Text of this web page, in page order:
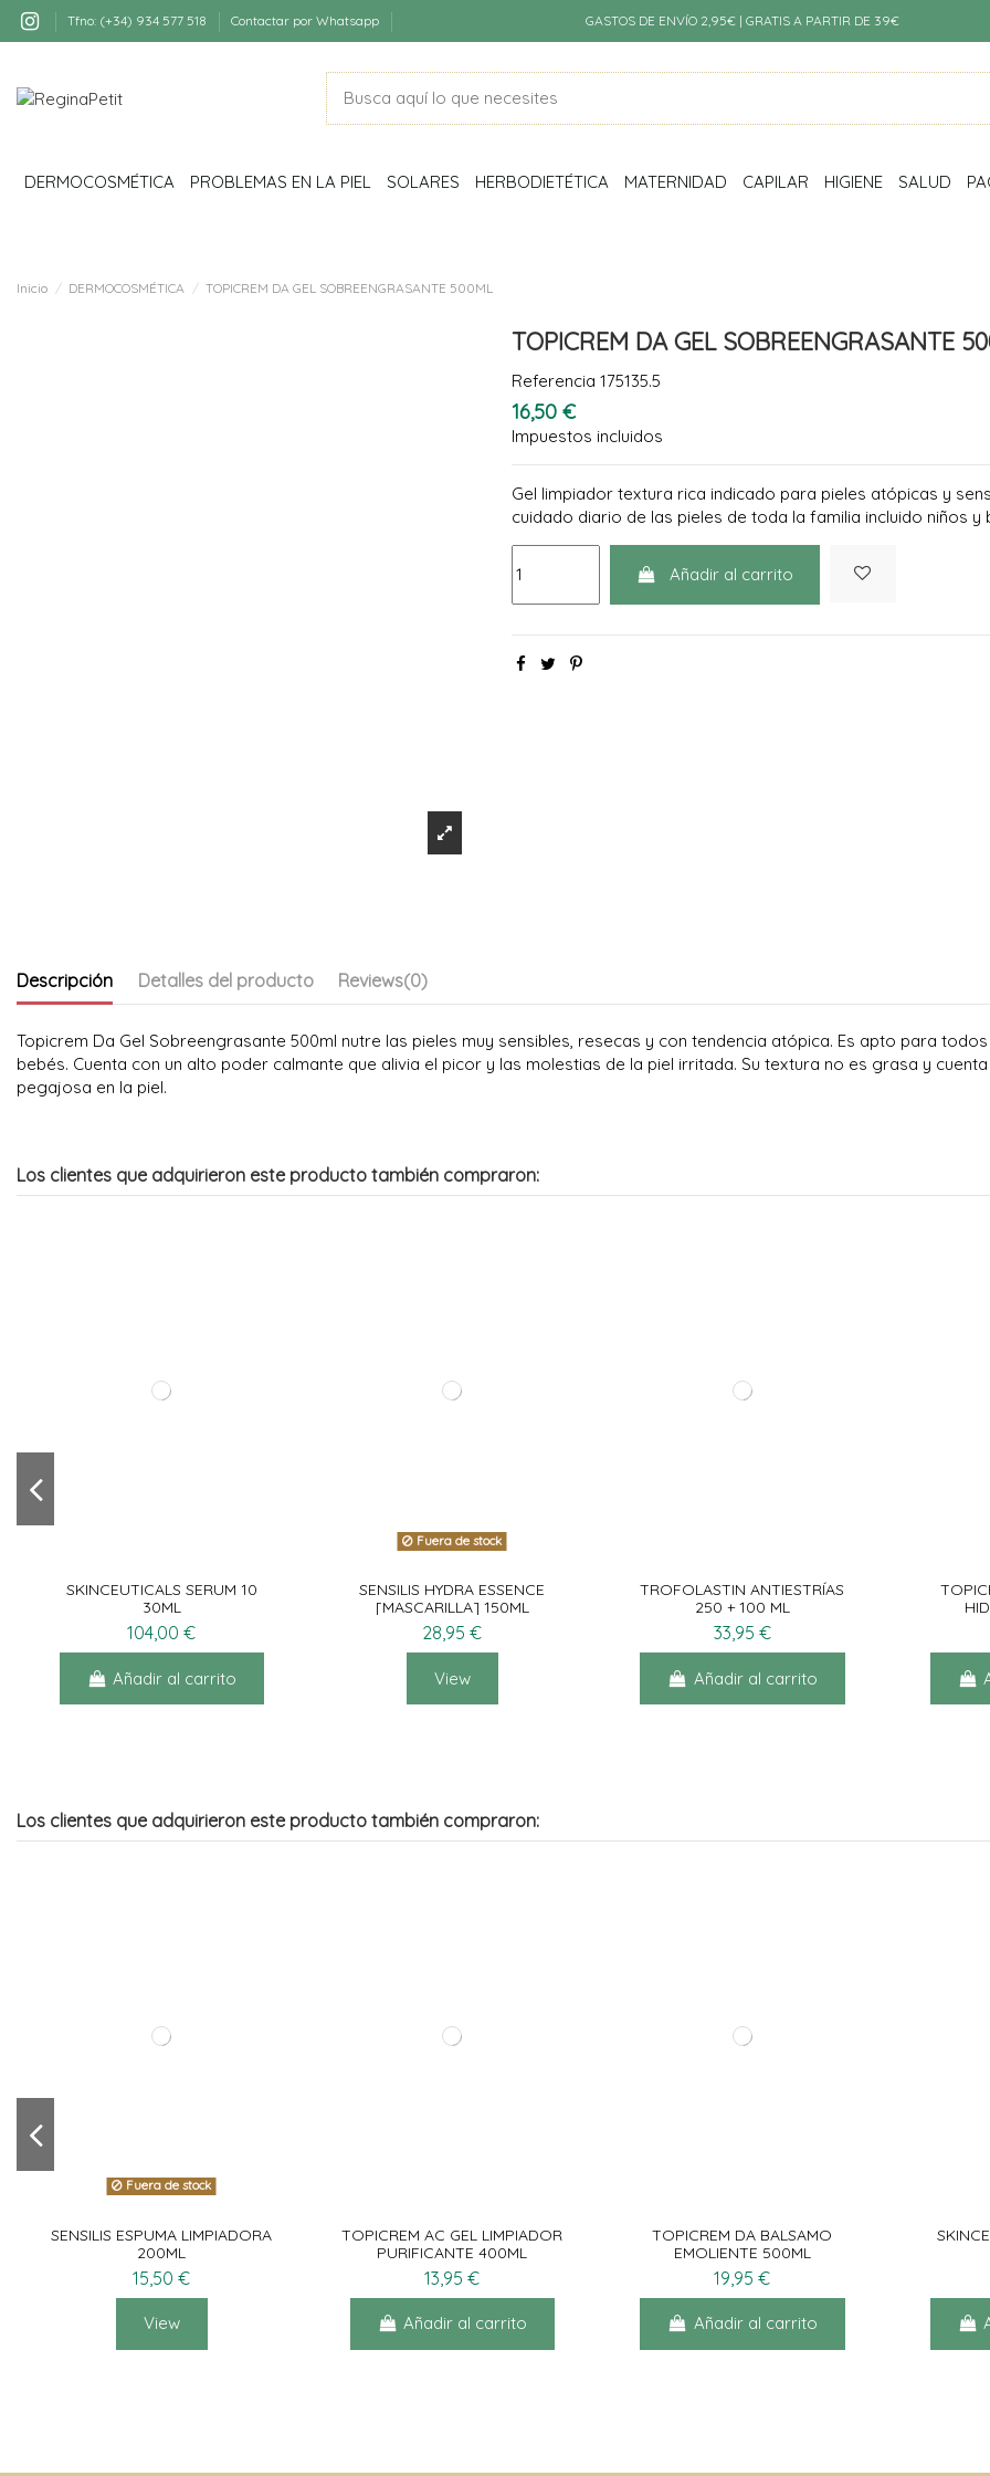
Tfno: (+34) 934 577 518 Contactar por Whatsapp GASTOS DE ENVÍO 2,95€ | GRATIS A PARTIR DE 39€
DERMOCOSMÉTICA PROBLEMAS EN LA PIEL SOLARES HERBODIETÉTICA MATERNIDAD CAPILAR HIGIENE SALUD
Inicio DERMOCOSMÉTICA TOPICREM DA GEL SOBREENGRASANTE 500ML
TOPICREM DA GEL SOBREENGRASANTE
Referencia 175135.5
16,50 €
Impuestos incluidos
Gel limpiador textura rica indicado para pieles atópicas y
cuidado diario de las pieles de toda la familia incluido niños y
Añadir al carrito
Descripción Detalles del producto Reviews(0)
Topicrem Da Gel Sobreengrasante 500ml nutre las pieles muy sensibles, resecas y con tendencia atópica. Es apto para
bebés. Cuenta con un alto poder calmante que alivia el picor y las molestias de la piel irritada. Su textura no es grasa y
pegajosa en la piel.
Los clientes que adquirieron este producto también compraron:
SKINCEUTICALS SERUM 10
30ML
104,00 €
Añadir al carrito
Fuera de stock
SENSILIS HYDRA ESSENCE
[MASCARILLA] 150ML
28,95 €
View
TROFOLASTIN ANTIESTRÍAS
250 + 100 ML
33,95 €
Añadir al carrito
Los clientes que adquirieron este producto también compraron:
Fuera de stock
SENSILIS ESPUMA LIMPIADORA
200ML
15,50 €
View
TOPICREM AC GEL LIMPIADOR
PURIFICANTE 400ML
13,95 €
Añadir al carrito
TOPICREM DA BALSAMO
EMOLIENTE 500ML
19,95 €
Añadir al carrito